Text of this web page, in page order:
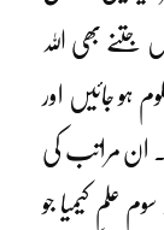
بھی اللہ
ہو جائیں اور
ان مراتب کی
علمِ کیمیا جو